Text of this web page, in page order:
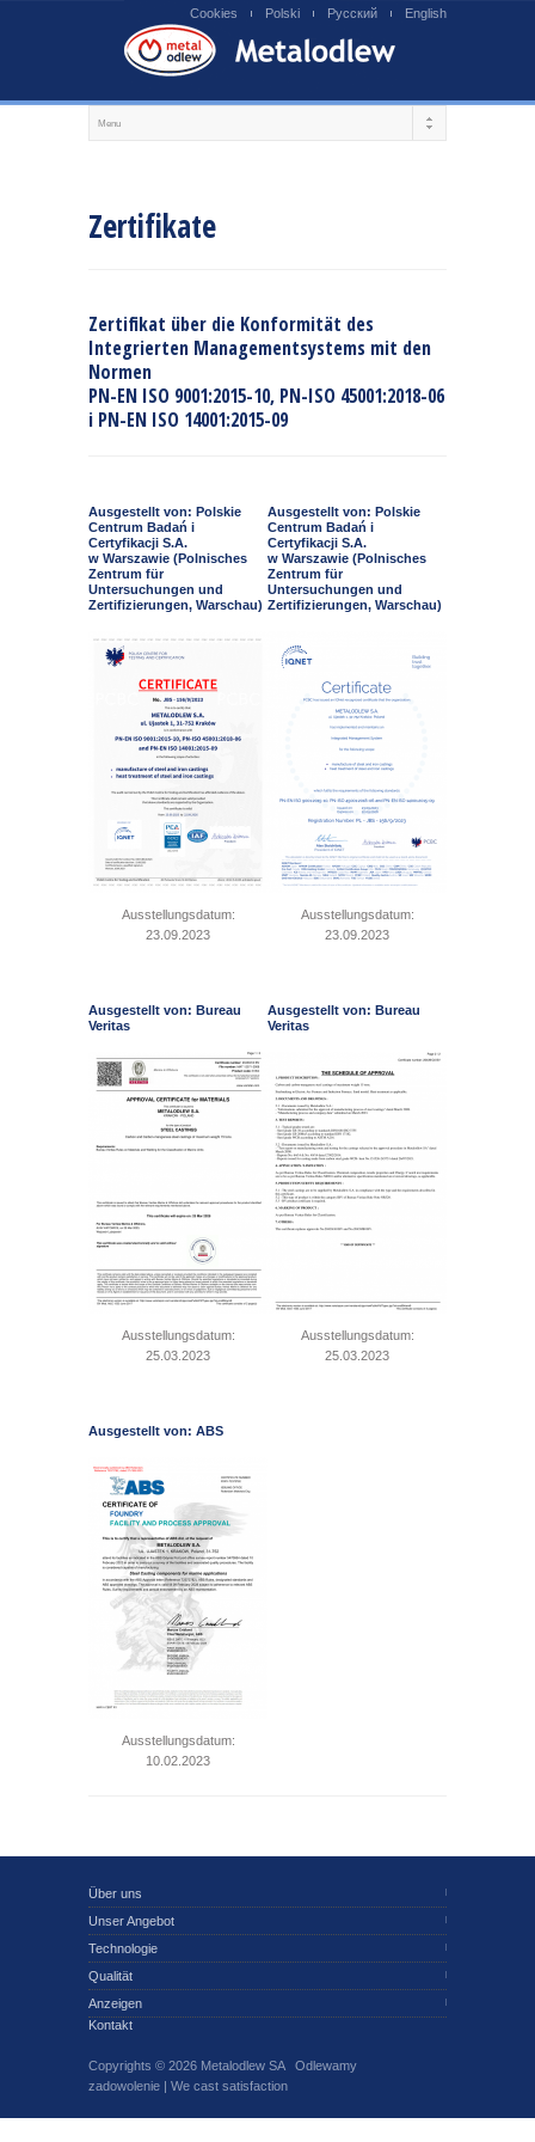
Cookies Polski Русский English
Zertifikate
Zertifikat über die Konformität des
Integrierten Managementsystems mit den
Normen
PN-EN ISO 9001:2015-10, PN-ISO 45001:2018-06
i PN-EN ISO 14001:2015-09
Ausgestellt von: Polskie
Centrum Badań i
Certyfikacji S.A.
w Warszawie (Polnisches
Zentrum für
Untersuchungen und
Zertifizierungen, Warschau)
Ausstellungsdatum:
23.09.2023
Ausgestellt von: Polskie
Centrum Badań i
Certyfikacji S.A.
w Warszawie (Polnisches
Zentrum für
Untersuchungen und
Zertifizierungen, Warschau)
Ausstellungsdatum:
23.09.2023
Ausgestellt von: Bureau
Veritas
Ausstellungsdatum:
25.03.2023
Ausgestellt von: Bureau
Veritas
Ausstellungsdatum:
25.03.2023
Ausgestellt von: ABS
Ausstellungsdatum:
10.02.2023
Über uns
Unser Angebot
Technologie
Qualität
Anzeigen
Kontakt
Copyrights © 2026 Metalodlew SA Odlewamy
zadowolenie | We cast satisfaction